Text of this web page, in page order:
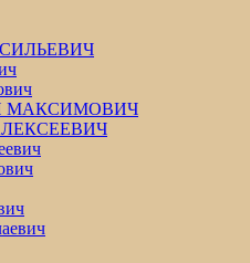
МАКСИМОВИЧ